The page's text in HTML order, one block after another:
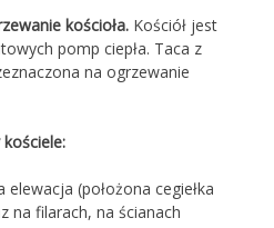
kościoła. Kościół jest
pomp ciepła. Taca z
na ogrzewanie
(położona cegiełka
na filarach, na ścianach